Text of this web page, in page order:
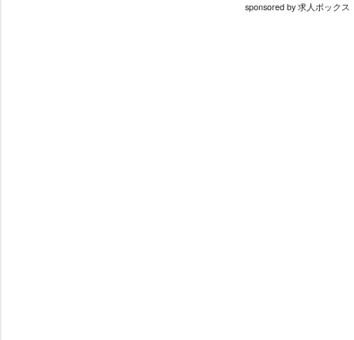
sponsored by 求人ボックス